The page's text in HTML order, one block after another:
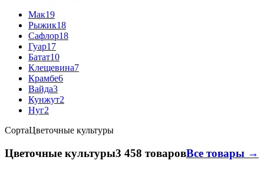
Мак19
Рыжик18
Сафлор18
Гуар17
Батат10
Клещевина7
Крамбе6
Вайда3
Кунжут2
Нуг2
СортаЦветочные культуры
Цветочные культуры3 458 товаровВсе товары →